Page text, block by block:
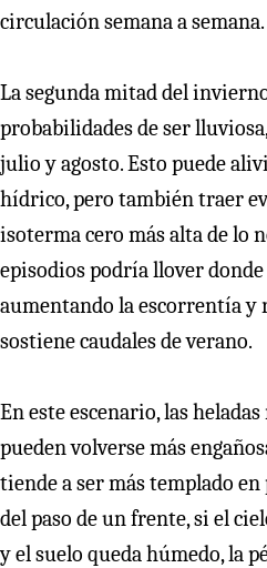
circulación semana a semana.
La segunda mitad del
probabilidades de ser
julio y agosto. Esto puede
hídrico, pero también traer
isoterma cero más alta de lo
episodios podría llover donde
aumentando la escorrentía y
sostiene caudales de verano.
En este escenario, las
pueden volverse más
tiende a ser más templado
del paso de un frente, si el
y el suelo queda húmedo, la